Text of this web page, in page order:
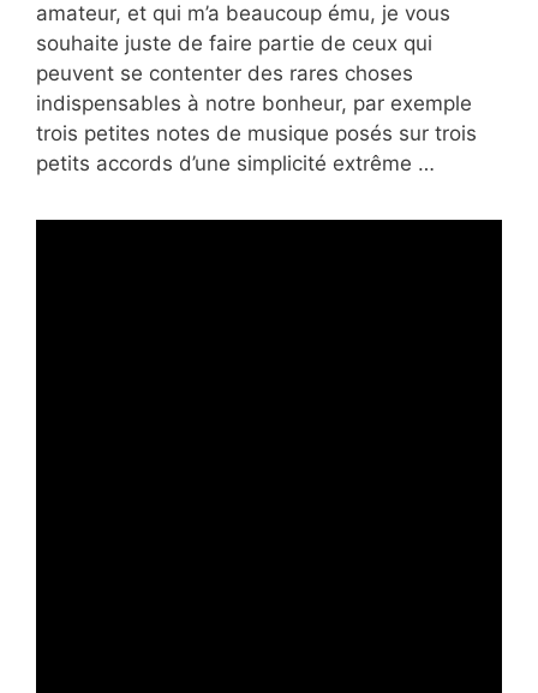
amateur, et qui m’a beaucoup ému, je vous
souhaite juste de faire partie de ceux qui
peuvent se contenter des rares choses
indispensables à notre bonheur, par exemple
trois petites notes de musique posés sur trois
petits accords d’une simplicité extrême …